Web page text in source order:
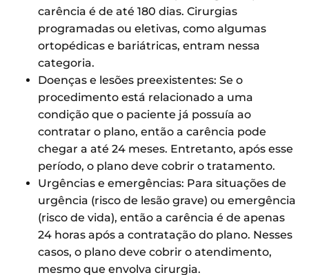
carência é de até 180 dias. Cirurgias
programadas ou eletivas, como algumas
ortopédicas e bariátricas, entram nessa
categoria.
Doenças e lesões preexistentes: Se o
procedimento está relacionado a uma
condição que o paciente já possuía ao
contratar o plano, então a carência pode
chegar a até 24 meses. Entretanto, após esse
período, o plano deve cobrir o tratamento.
Urgências e emergências: Para situações de
urgência (risco de lesão grave) ou emergência
(risco de vida), então a carência é de apenas
24 horas após a contratação do plano. Nesses
casos, o plano deve cobrir o atendimento,
mesmo que envolva cirurgia.